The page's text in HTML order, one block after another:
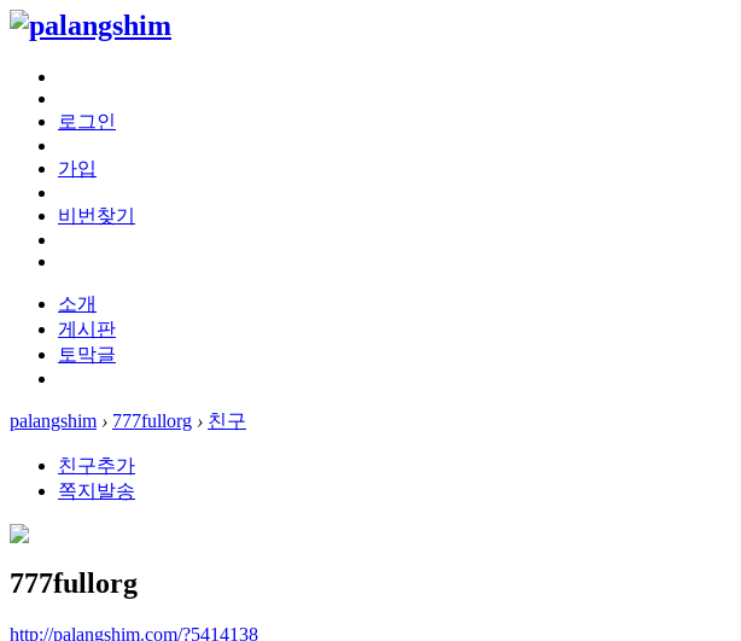
로그인
가입
비번찾기
소개
게시판
토막글
palangshim › 777fullorg › 친구
친구추가
쪽지발송
777fullorg
http://palangshim.com/?5414138